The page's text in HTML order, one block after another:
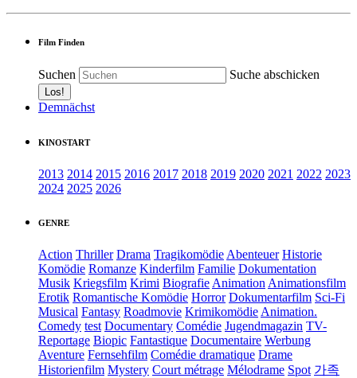
Film Finden
Suchen Suche abschicken
Demnächst
KINOSTART
2013 2014 2015 2016 2017 2018 2019 2020 2021 2022 2023
2024 2025 2026
GENRE
Action Thriller Drama TragikomödieAbenteuer Historie
Komödie Romanze Kinderfilm Familie Dokumentation
Musik Kriegsfilm Krimi BiografieAnimationAnimationsfilm
Erotik Romantische Komödie Horror Dokumentarfilm Sci-Fi
Musical Fantasy Roadmovie KrimikomödieAnimation.
Comedy test Documentary Comédie Jugendmagazin TV-
Reportage Biopic Fantastique Documentaire Werbung
Aventure Fernsehfilm Comédie dramatique Drame
Historienfilm Mystery Court métrage Mélodrame Spot 가족